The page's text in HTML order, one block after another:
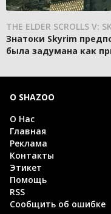
THE ELDER SCROLLS V:
Знатоки Skyrim
была задумана как
О SHAZOO
О Нас
Главная
Реклама
Контакты
Этикет
Помощь
RSS
Сообщить об ошибке